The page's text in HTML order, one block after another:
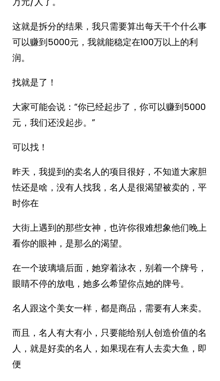
这就是拆分的结果，我只需要算出每天干个什么事
可以赚到5000元，我就能稳定在100万以上的利
润。
找就是了！
大家可能会说：“你已经起步了，你可以赚到5000
元，我们还没起步。”
可以找！
昨天，我提到的卖名人的项目很好，不知道大家胆
怯还是啥，没有人找我，名人是很渴望被卖的，平
时你在
大街上遇到的那些女神，也许你很难想象他们晚上
看你的眼神，是那么的渴望。
在一个玻璃墙后面，她穿着泳衣，别着一个牌号，
眼睛不停的放电，她多么希望你点她的牌号。
名人跟这个美女一样，都是商品，需要有人来卖。
而且，名人有大有小，只要能给别人创造价值的名
人，就是好卖的名人，如果现在有人去卖大鱼，即
便